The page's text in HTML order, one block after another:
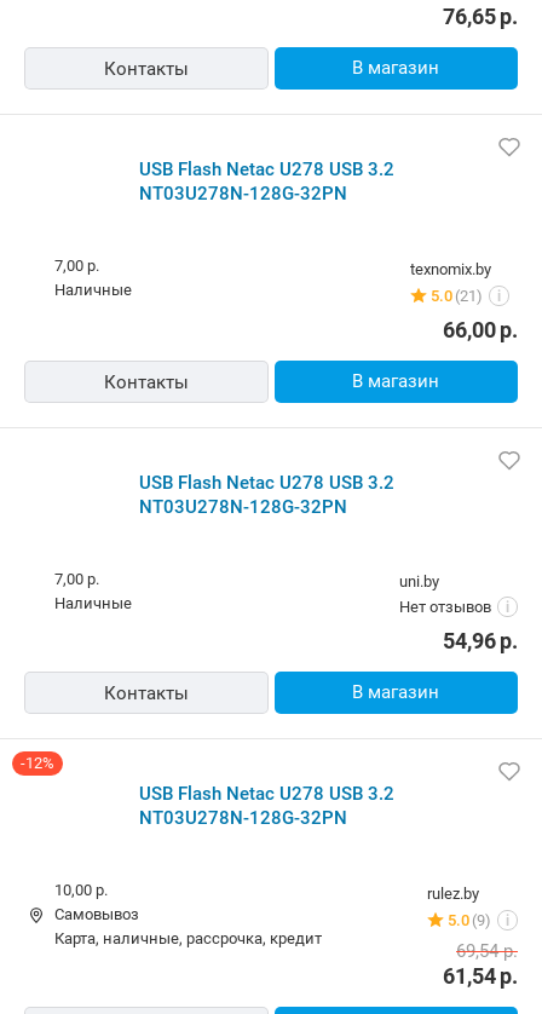
76,65р.
Контакты В магазин
USB Flash Netac U278 USB 3.2
NT03U278N-128G-32PN
texnomix.by
5.0 (21) i
7,00 р.
наличные
66,00р.
Контакты В магазин
USB Flash Netac U278 USB 3.2
NT03U278N-128G-32PN
uni.by
Нет отзывов
i
7,00 р.
наличные
54,96р.
Контакты В магазин
-12%
USB Flash Netac U278 USB 3.2
NT03U278N-128G-32PN
rulez.by
5.0 (9) i
10,00 р.
Самовывоз
карта, наличные, рассрочка, кредит
61,54р.
69,54р.